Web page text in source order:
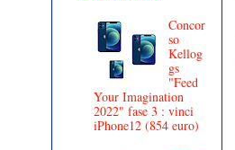
Concor
so
Kellog
gs
"Feed
Your Imagination
2022" fase 3 : vinci
iPhone12 (854 euro)